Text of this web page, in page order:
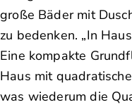
große Bäder mit
zu bedenken. „In
Eine kompakte
Haus mit
was wiederum die